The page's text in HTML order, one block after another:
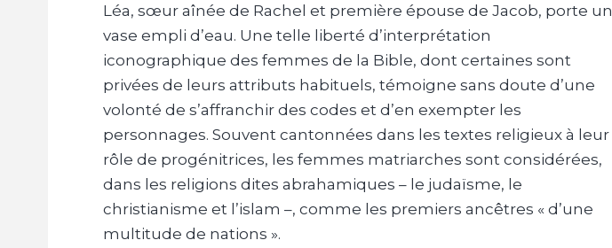
Léa, sœur aînée de Rachel et première épouse de Jacob, porte un
vase empli d’eau. Une telle liberté d’interprétation
iconographique des femmes de la Bible, dont certaines sont
privées de leurs attributs habituels, témoigne sans doute d’une
volonté de s’affranchir des codes et d’en exempter les
personnages. Souvent cantonnées dans les textes religieux à leur
rôle de progénitrices, les femmes matriarches sont considérées,
dans les religions dites abrahamiques – le judaïsme, le
christianisme et l’islam –, comme les premiers ancêtres « d’une
multitude de nations ».